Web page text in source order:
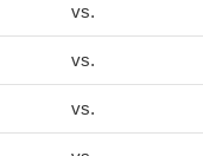
vs.
vs.
vs.